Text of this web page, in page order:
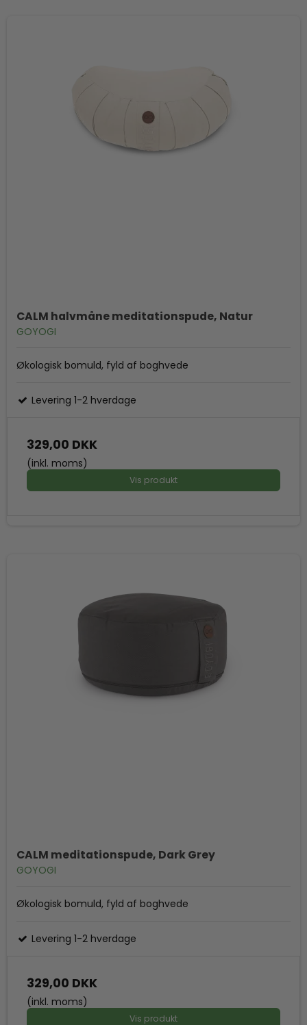
CALM halvmåne meditationspude, Natur
GOYOGI
Økologisk bomuld, fyld af boghvede
Levering 1-2 hverdage
329,00 DKK
(inkl. moms)
Vis produkt
CALM meditationspude, Dark Grey
GOYOGI
Økologisk bomuld, fyld af boghvede
Levering 1-2 hverdage
329,00 DKK
(inkl. moms)
Vis produkt